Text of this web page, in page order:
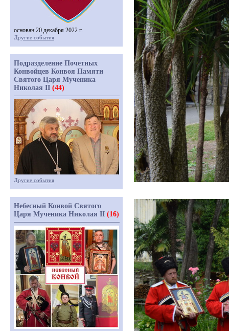
основан 20 декабря 2022 г.
Другие события
Подразделение Почетных
Конвойцев Конвоя Памяти
Святого Царя Мученика
Николая II (44)
Другие события
Небесный Конвой Святого
Царя Мученика Николая II (16)